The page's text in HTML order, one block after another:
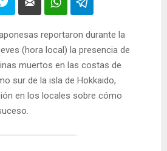
reportaron durante la
(hora local) la presencia de
muertos en las costas de
sur de la isla de Hokkaido,
en los locales sobre cómo